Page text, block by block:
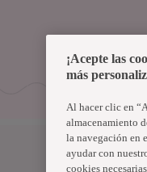
¡Acepte las
más
Al hacer clic en
almacenamiento
la navegación en
ayudar con
cookies